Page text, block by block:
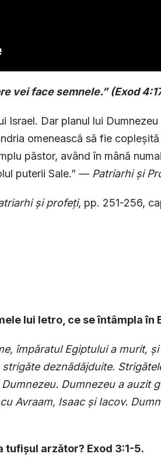
vei face semnele.” (Exod
Israel. Dar planul lui
omenească să fie
păstor, având în mână
puterii Sale.” — Patriarhiși
și profeți, pp. 251-256,
lui Ietro, ce se întâmpla în
împăratul Egiptului a murit, și
deznădăjduite.
Dumnezeu a auzit
Avraam, Isaac și Iacov.
tufișul arzător? Exod 3:1-5.